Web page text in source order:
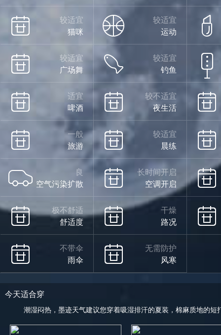
19°
雨
08/14
较适宜
猫咪
较适宜
运动
较适宜
广场舞
较适宜
钓鱼
适宜
啤酒
较不适宜
夜生活
一般
旅游
较适宜
晨练
良
空气污染扩散
长时间开启
空调开启
极不舒适
舒适度
干燥
路况
不带伞
雨伞
无需防护
风寒
今天适合穿
潮湿闷热，墨迹天气建议您穿着吸湿排汗的夏装，棉麻质地的短